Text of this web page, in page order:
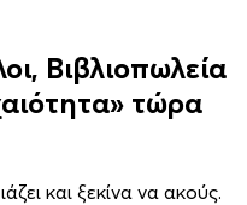
Βιβλιοπωλεία
τώρα
και ξεκίνα να ακούς.